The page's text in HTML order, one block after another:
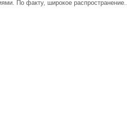
По факту, широкое распространение...